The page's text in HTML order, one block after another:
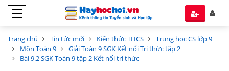
Trang chủ Tin tức mới Kiến thức THCS
Trung học CS lớp 9
Môn Toán 9
Giải Toán 9 SGK Kết nối Tri thức tập 2
Bài 9.2 SGK Toán 9 tập 2 Kết nối tri thức